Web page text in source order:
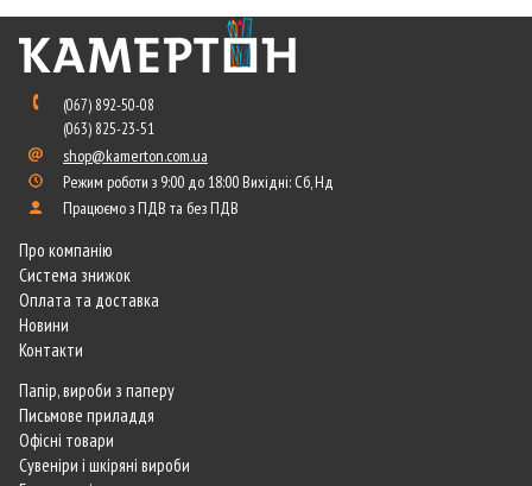
(067) 892-50-08
(063) 825-23-51
shop@kamerton.com.ua
Режим роботи з 9:00 до 18:00 Вихідні: Сб, Нд
Працюємо з ПДВ та без ПДВ
Про компанію
Система знижок
Оплата та доставка
Новини
Контакти
Папір, вироби з паперу
Письмове приладдя
Офісні товари
Сувеніри і шкіряні вироби